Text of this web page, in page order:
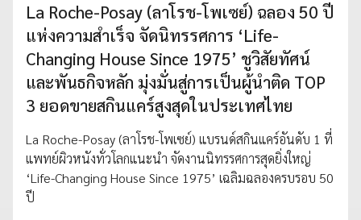
La Roche-Posay (ลาโรช-โพเซย์) ฉลอง 50 ปี
แห่งความสำเร็จ จัดนิทรรศการ ‘Life-
Changing House Since 1975’ ชูวิสัยทัศน์
และพันธกิจหลัก มุ่งมั่นสู่การเป็นผู้นำติด TOP
3 ยอดขายสกินแคร์สูงสุดในประเทศไทย
La Roche-Posay (ลาโรช-โพเซย์) แบรนด์สกินแคร์อันดับ 1 ที่
แพทย์ผิวหนังทั่วโลกแนะนำ จัดงานนิทรรศการสุดยิ่งใหญ่
‘Life-Changing House Since 1975’ เฉลิมฉลองครบรอบ 50
ปี